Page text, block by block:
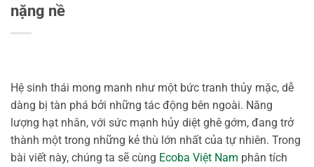
nặng nề
Hệ sinh thái mong manh như một bức tranh thủy mặc, dễ
dàng bị tàn phá bởi những tác động bên ngoài. Năng
lượng hạt nhân, với sức mạnh hủy diệt ghê gớm, đang trở
thành một trong những kẻ thù lớn nhất của tự nhiên. Trong
bài viết này, chúng ta sẽ cùng Ecoba Việt Nam phân tích